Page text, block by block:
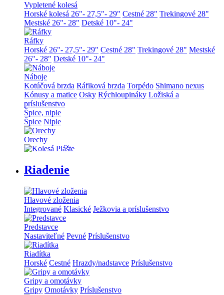
Vypletené kolesá
Horské kolesá 26"- 27,5"- 29" Cestné 28" Trekingové 28"
Mestské 26"- 28" Detské 10"- 24"
Ráfky
Horské 26"- 27,5"- 29" Cestné 28" Trekingové 28" Mestské
26"- 28" Detské 10"- 24"
Náboje
Kotúčová brzda Ráfiková brzda Torpédo Shimano nexus
Kónusy a matice Osky Rýchloupináky Ložiská a
príslušenstvo
Špice, niple
Špice Niple
Orechy
Riadenie
Hlavové zloženia
Integrované Klasické Ježkovia a príslušenstvo
Predstavce
Nastaviteľné Pevné Príslušenstvo
Riadítka
Horské Cestné Hrazdy/nadstavce Príslušenstvo
Gripy a omotávky
Gripy Omotávky Príslušenstvo